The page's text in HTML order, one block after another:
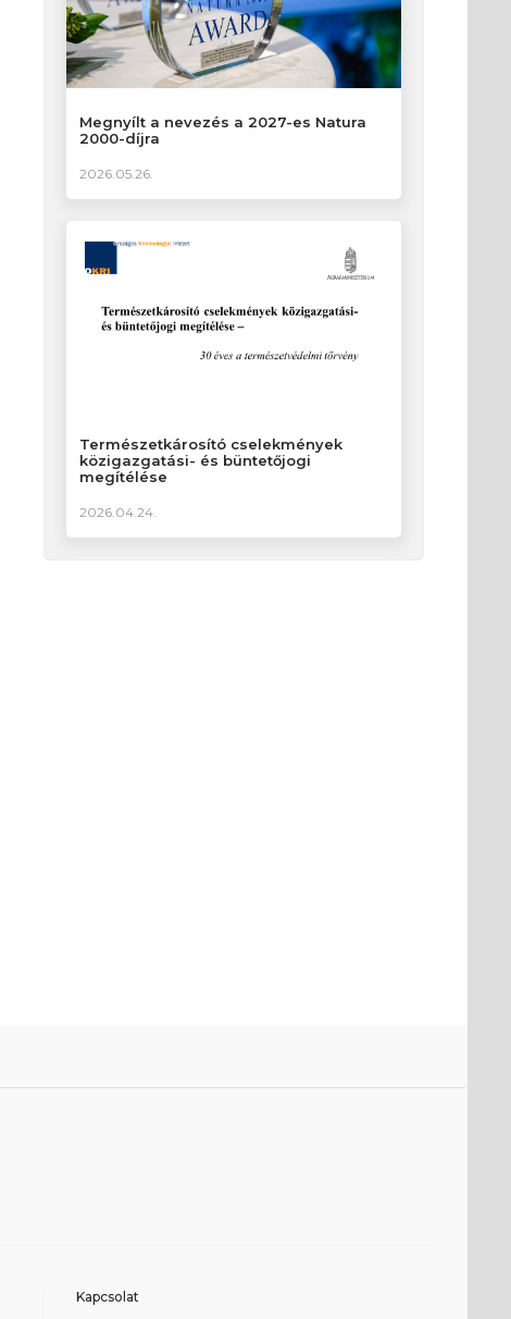
Megnyílt a nevezés a 2027-es Natura
2000-díjra
2026.05.26.
Természetkárosító cselekmények
közigazgatási- és büntetőjogi
megítélése
2026.04.24.
Kapcsolat